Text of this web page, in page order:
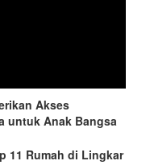
Akses
untuk Anak Bangsa
11 Rumah di Lingkar